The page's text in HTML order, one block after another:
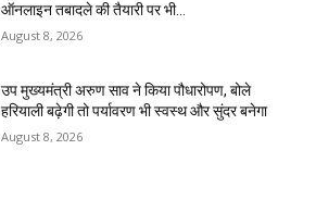
ऑनलाइन तबादले की तैयारी पर भी...
August 8, 2026
उप मुख्यमंत्री अरुण साव ने किया पौधारोपण, बोले
हरियाली बढ़ेगी तो पर्यावरण भी स्वस्थ और सुंदर बनेगा
August 8, 2026